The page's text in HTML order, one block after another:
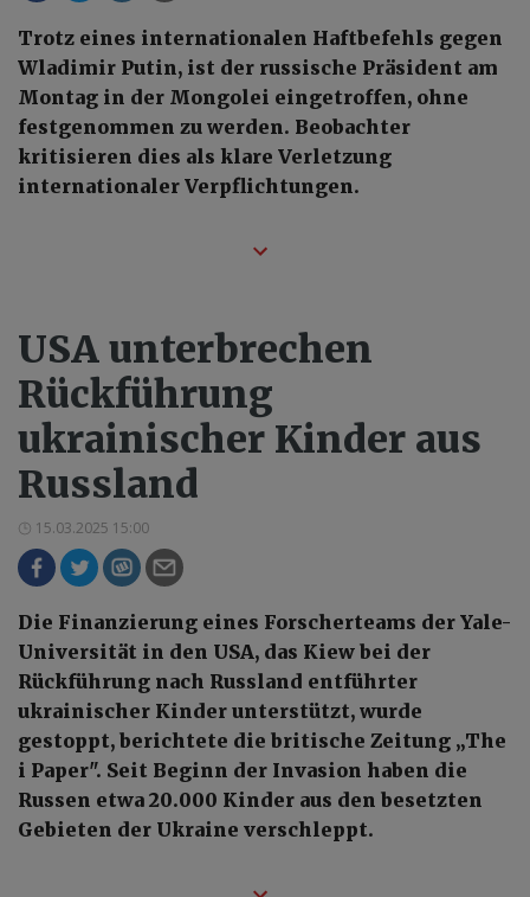
Trotz eines internationalen Haftbefehls gegen
Wladimir Putin, ist der russische Präsident am
Montag in der Mongolei eingetroffen, ohne
festgenommen zu werden. Beobachter
kritisieren dies als klare Verletzung
internationaler Verpflichtungen.
USA unterbrechen
Rückführung
ukrainischer Kinder aus
Russland
15.03.2025 15:00
Die Finanzierung eines Forscherteams der Yale-
Universität in den USA, das Kiew bei der
Rückführung nach Russland entführter
ukrainischer Kinder unterstützt, wurde
gestoppt, berichtete die britische Zeitung „The
i Paper". Seit Beginn der Invasion haben die
Russen etwa 20.000 Kinder aus den besetzten
Gebieten der Ukraine verschleppt.